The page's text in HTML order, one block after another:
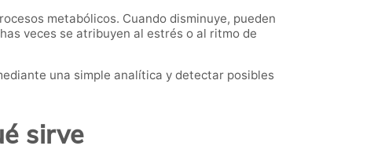
metabólicos. Cuando disminuye, pueden
veces se atribuyen al estrés o al ritmo de
una simple analítica y detectar posibles
sirve